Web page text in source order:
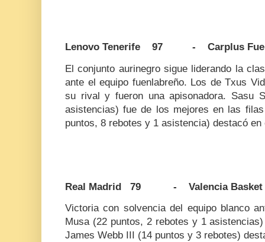
Lenovo Tenerife 97 - Carplus
El conjunto aurinegro sigue liderando la
ante el equipo fuenlabreño. Los de Txus
su rival y fueron una apisonadora. Sasu
asistencias) fue de los mejores en las
puntos, 8 rebotes y 1 asistencia) destacó en
Real Madrid 79 - Valencia
Victoria con solvencia del equipo blanco
Musa (22 puntos, 2 rebotes y 1
James Webb III (14 puntos y 3 rebotes)